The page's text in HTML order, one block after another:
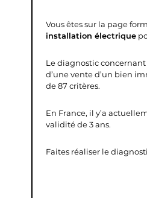
Vous êtes sur la page
installation électrique
Le diagnostic
d’une vente d’un bien
de 87 critères.
En France, il y’a
validité de 3 ans.
Faites réaliser le